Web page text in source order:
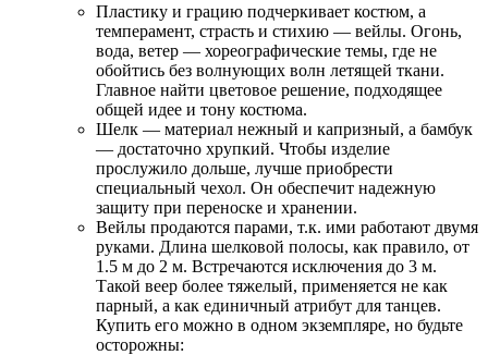
Пластику и грацию подчеркивает костюм, а
темперамент, страсть и стихию — вейлы. Огонь,
вода, ветер — хореографические темы, где не
обойтись без волнующих волн летящей ткани.
Главное найти цветовое решение, подходящее
общей идее и тону костюма.
Шелк — материал нежный и капризный, а бамбук
— достаточно хрупкий. Чтобы изделие
прослужило дольше, лучше приобрести
специальный чехол. Он обеспечит надежную
защиту при переноске и хранении.
Вейлы продаются парами, т.к. ими работают двумя
руками. Длина шелковой полосы, как правило, от
1.5 м до 2 м. Встречаются исключения до 3 м.
Такой веер более тяжелый, применяется не как
парный, а как единичный атрибут для танцев.
Купить его можно в одном экземпляре, но будьте
осторожны: